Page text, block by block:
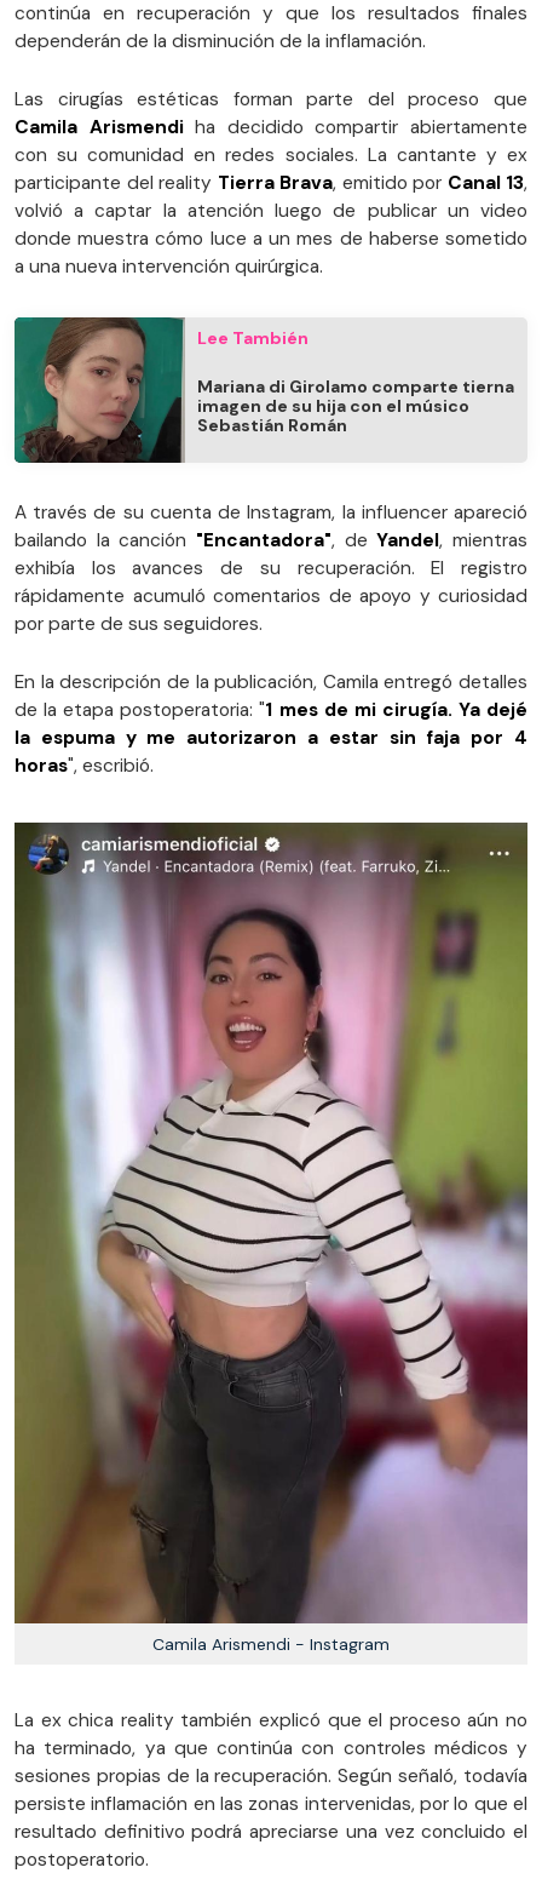
continúa en recuperación y que los resultados finales
dependerán de la disminución de la inflamación.
Las cirugías estéticas forman parte del proceso que
Camila Arismendiha decidido compartir abiertamente
con su comunidad en redes sociales. La cantante y ex
participante del reality Tierra Brava, emitido por Canal 13,
volvió a captar la atención luego de publicar un video
donde muestra cómo luce a un mes de haberse sometido
a una nueva intervención quirúrgica.
Lee También
Mariana di Girolamo comparte tierna
imagen de su hija con el músico
Sebastián Román
A través de su cuenta de Instagram, la influencer apareció
bailando la canción "Encantadora", deYandel, mientras
exhibía los avances de su recuperación. El registro
rápidamente acumuló comentarios de apoyo y curiosidad
por parte de sus seguidores.
En la descripción de la publicación, Camila entregó detalles
de la etapa postoperatoria: "1 mes de mi cirugía. Ya dejé
la espuma y me autorizaron a estar sin faja por 4
horas", escribió.
Camila Arismendi - Instagram
La ex chica reality también explicó que el proceso aún no
ha terminado, ya que continúa con controles médicos y
sesiones propias de la recuperación. Según señaló, todavía
persiste inflamación en las zonas intervenidas, por lo que el
resultado definitivo podrá apreciarse una vez concluido el
postoperatorio.